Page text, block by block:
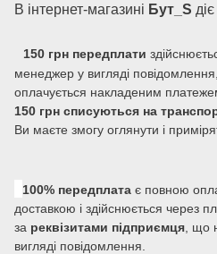
В інтернет-магазині Бут_S
150 грн передплати
менеджер у вигляді
оплачується накладеним
150 грн списуються на
Ви маєте змогу оглянути і
100% передплата є повною
доставкою і здійснюється через
за реквізитами підприємця , що
вигляді повідомлення.